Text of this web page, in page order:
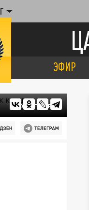
ЭФИР
ФОТО: FREEPIK